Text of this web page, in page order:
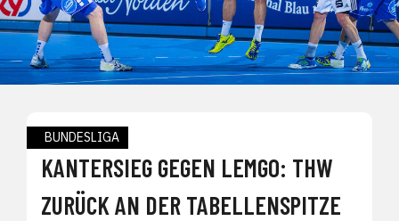
BUNDESLIGA
KANTERSIEG GEGEN LEMGO: THW
ZURÜCK AN DER TABELLENSPITZE